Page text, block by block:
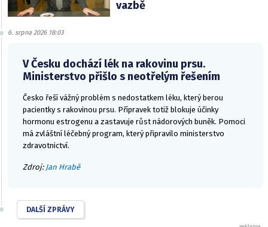
vazbě
6. srpna 2026 18:03
V Česku dochází lék na rakovinu prsu.
Ministerstvo přišlo s neotřelým řešením
Česko řeší vážný problém s nedostatkem léku, který berou
pacientky s rakovinou prsu. Přípravek totiž blokuje účinky
hormonu estrogenu a zastavuje růst nádorových buněk. Pomoci
má zvláštní léčebný program, který připravilo ministerstvo
zdravotnictví.
Zdroj: Jan Hrabě
DALŠÍ ZPRÁVY